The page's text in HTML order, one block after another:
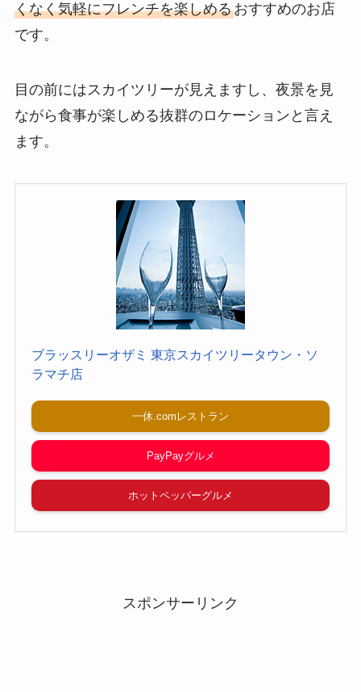
くなく気軽にフレンチを楽しめるおすすめのお店
です。
目の前にはスカイツリーが見えますし、夜景を見
ながら食事が楽しめる抜群のロケーションと言え
ます。
ブラッスリーオザミ 東京スカイツリータウン・ソ
ラマチ店
一休.comレストラン
PayPayグルメ
ホットペッパーグルメ
スポンサーリンク